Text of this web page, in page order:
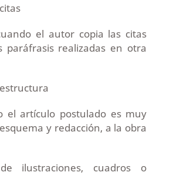
el autor copia las citas
paráfrasis realizadas en otra
el artículo postulado es muy
y redacción, a la obra
ilustraciones, cuadros o